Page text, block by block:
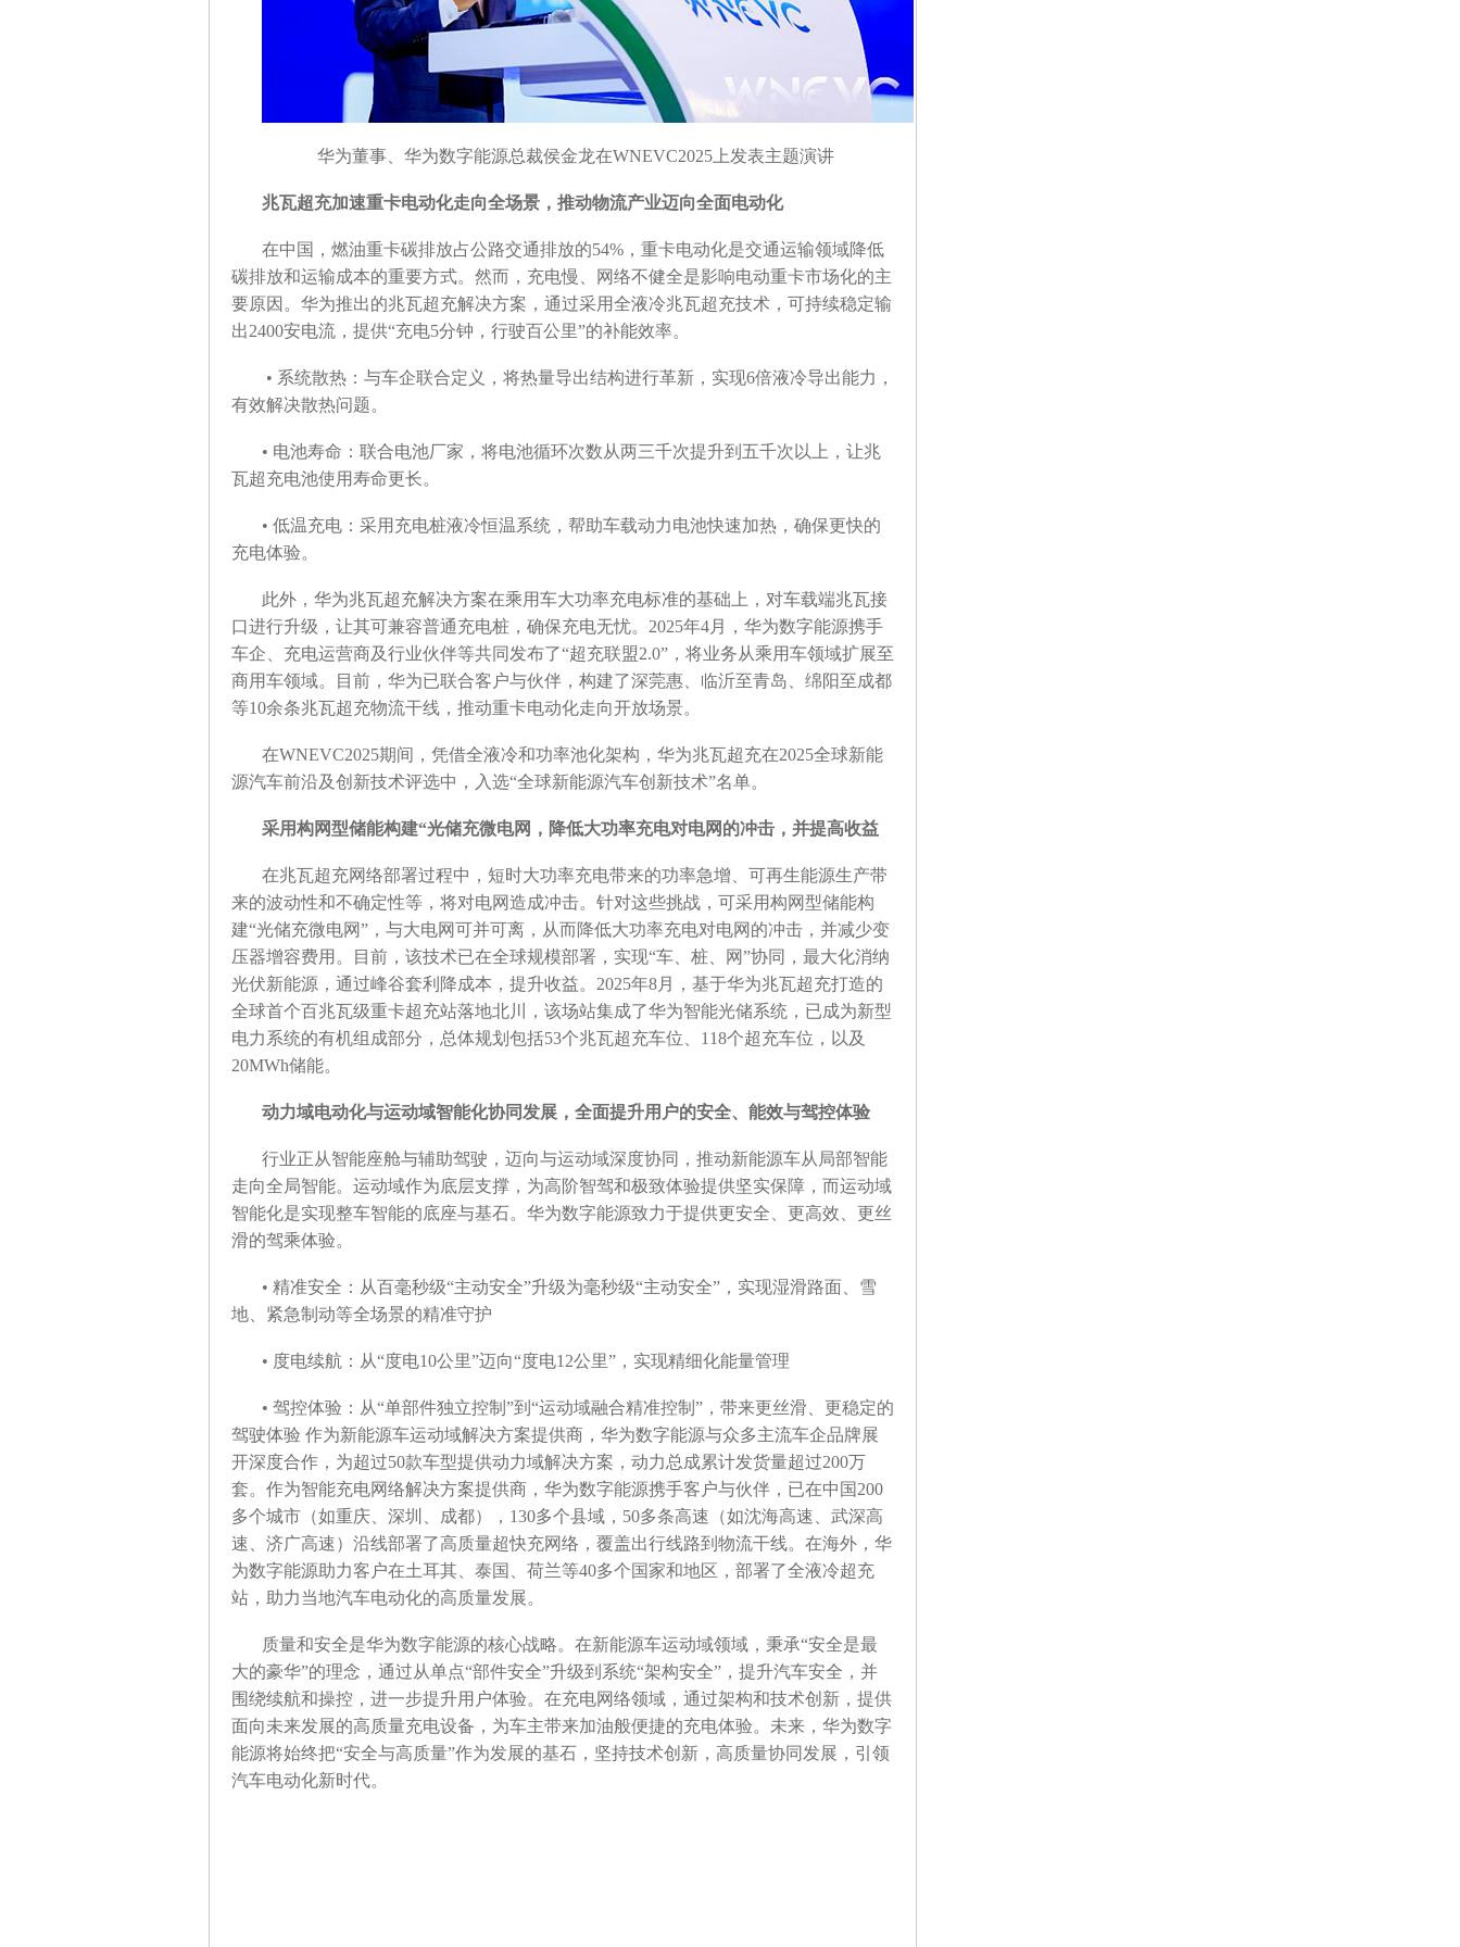
华为董事、华为数字能源总裁侯金龙在WNEVC2025上发表主题演讲
兆瓦超充加速重卡电动化走向全场景，推动物流产业迈向全面电动化
在中国，燃油重卡碳排放占公路交通排放的54%，重卡电动化是交通运输领域降低
碳排放和运输成本的重要方式。然而，充电慢、网络不健全是影响电动重卡市场化的主
要原因。华为推出的兆瓦超充解决方案，通过采用全液冷兆瓦超充技术，可持续稳定输
出2400安电流，提供“充电5分钟，行驶百公里”的补能效率。
• 系统散热：与车企联合定义，将热量导出结构进行革新，实现6倍液冷导出能力，
有效解决散热问题。
• 电池寿命：联合电池厂家，将电池循环次数从两三千次提升到五千次以上，让兆
瓦超充电池使用寿命更长。
• 低温充电：采用充电桩液冷恒温系统，帮助车载动力电池快速加热，确保更快的
充电体验。
此外，华为兆瓦超充解决方案在乘用车大功率充电标准的基础上，对车载端兆瓦接
口进行升级，让其可兼容普通充电桩，确保充电无忧。2025年4月，华为数字能源携手
车企、充电运营商及行业伙伴等共同发布了“超充联盟2.0”，将业务从乘用车领域扩展至
商用车领域。目前，华为已联合客户与伙伴，构建了深莞惠、临沂至青岛、绵阳至成都
等10余条兆瓦超充物流干线，推动重卡电动化走向开放场景。
在WNEVC2025期间，凭借全液冷和功率池化架构，华为兆瓦超充在2025全球新能
源汽车前沿及创新技术评选中，入选“全球新能源汽车创新技术”名单。
采用构网型储能构建“光储充微电网，降低大功率充电对电网的冲击，并提高收益
在兆瓦超充网络部署过程中，短时大功率充电带来的功率急增、可再生能源生产带
来的波动性和不确定性等，将对电网造成冲击。针对这些挑战，可采用构网型储能构
建“光储充微电网”，与大电网可并可离，从而降低大功率充电对电网的冲击，并减少变
压器增容费用。目前，该技术已在全球规模部署，实现“车、桩、网”协同，最大化消纳
光伏新能源，通过峰谷套利降成本，提升收益。2025年8月，基于华为兆瓦超充打造的
全球首个百兆瓦级重卡超充站落地北川，该场站集成了华为智能光储系统，已成为新型
电力系统的有机组成部分，总体规划包括53个兆瓦超充车位、118个超充车位，以及
20MWh储能。
动力域电动化与运动域智能化协同发展，全面提升用户的安全、能效与驾控体验
行业正从智能座舱与辅助驾驶，迈向与运动域深度协同，推动新能源车从局部智能
走向全局智能。运动域作为底层支撑，为高阶智驾和极致体验提供坚实保障，而运动域
智能化是实现整车智能的底座与基石。华为数字能源致力于提供更安全、更高效、更丝
滑的驾乘体验。
• 精准安全：从百毫秒级“主动安全”升级为毫秒级“主动安全”，实现湿滑路面、雪
地、紧急制动等全场景的精准守护
• 度电续航：从“度电10公里”迈向“度电12公里”，实现精细化能量管理
• 驾控体验：从“单部件独立控制”到“运动域融合精准控制”，带来更丝滑、更稳定的
驾驶体验 作为新能源车运动域解决方案提供商，华为数字能源与众多主流车企品牌展
开深度合作，为超过50款车型提供动力域解决方案，动力总成累计发货量超过200万
套。作为智能充电网络解决方案提供商，华为数字能源携手客户与伙伴，已在中国200
多个城市（如重庆、深圳、成都），130多个县域，50多条高速（如沈海高速、武深高
速、济广高速）沿线部署了高质量超快充网络，覆盖出行线路到物流干线。在海外，华
为数字能源助力客户在土耳其、泰国、荷兰等40多个国家和地区，部署了全液冷超充
站，助力当地汽车电动化的高质量发展。
质量和安全是华为数字能源的核心战略。在新能源车运动域领域，秉承“安全是最
大的豪华”的理念，通过从单点“部件安全”升级到系统“架构安全”，提升汽车安全，并
围绕续航和操控，进一步提升用户体验。在充电网络领域，通过架构和技术创新，提供
面向未来发展的高质量充电设备，为车主带来加油般便捷的充电体验。未来，华为数字
能源将始终把“安全与高质量”作为发展的基石，坚持技术创新，高质量协同发展，引领
汽车电动化新时代。